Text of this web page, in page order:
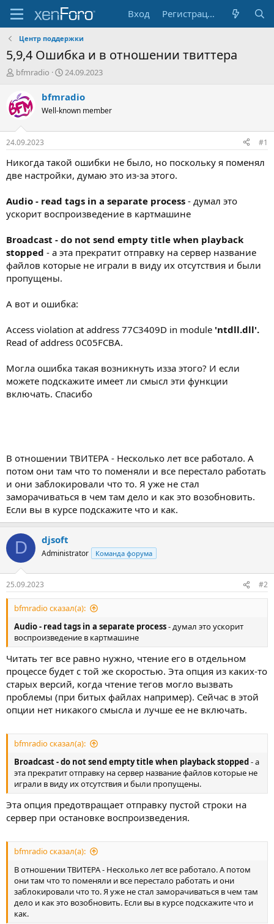
Вход Регистрация
Центр поддержки
5,9,4 Ошибка и в отношении твиттера
А
т
о
р
т
е
м
ы
bfmradio
Д
т
н
а
л
24.09.2023
bfmradio
Well-known member
24.09.2023 #1
Никогда такой ошибки не было, но поскольку я поменял
две настройки, думаю это из-за этого.
Audio - read tags in a separate process - думал это
ускорит воспроизведение в картмашине
Broadcast - do not send empty title when playback
stopped - а эта прекратит отправку на сервер название
файлов которые не играли в виду их отсутствия и были
пропущены.
А вот и ошибка:
Access violation at address 77C3409D in module 'ntdll.dll'.
Read of address 0C05FCBA.
Могла ошибка такая возникнуть изза этого? И если
можете подскажите имеет ли смысл эти функции
включать. Спасибо
В отношении ТВИТЕРА - Несколько лет все работало. А
потом они там что то поменяли и все перестало работать
и они заблокировали что то. Я уже не стал
заморачиваться в чем там дело и как это возобновить.
Если вы в курсе подскажите что и как.
D djsoft
Administrator Команда форума
25.09.2023 #2
bfmradio сказал(а):
Audio - read tags in a separate process- думал это ускорит
воспроизведение в картмашине
Читать тег все равно нужно, чтение его в отдельном
процессе будет с той же скоростью. Эта опция из каких-то
старых версий, когда чтение тегов могло вызвать
проблемы (при битых файлах например). Сейчас в этой
опции нет никакого смысла и лучше ее не включать.
bfmradio сказал(а):
Broadcast - do not send empty title when playback stopped- а
эта прекратит отправку на сервер название файлов которые не
играли в виду их отсутствия и были пропущены.
Эта опция предотвращает отправку пустой строки на
сервер при остановке воспроизведения.
bfmradio сказал(а):
В отношении ТВИТЕРА - Несколько лет все работало. А потом
они там что то поменяли и все перестало работать и они
заблокировали что то. Я уже не стал заморачиваться в чем там
дело и как это возобновить. Если вы в курсе подскажите что и
как.